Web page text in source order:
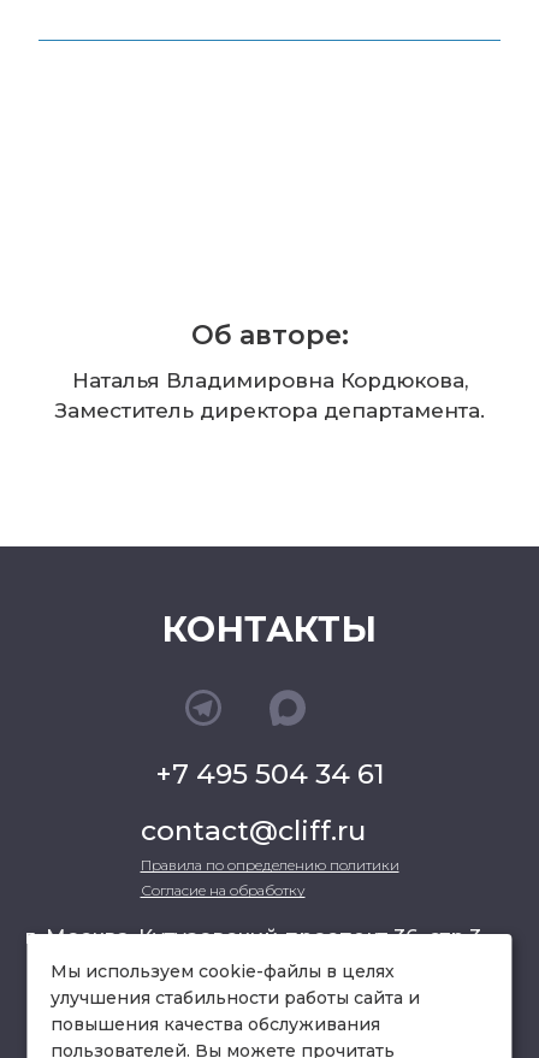
Об авторе:
Наталья Владимировна Кордюкова,
Заместитель директора департамента.
КОНТАКТЫ
+7 495 504 34 61
contact@cliff.ru
Правила по определению политики
Согласие на обработку
г. Москва, Кутузовский проспект 36, стр.3 ,
офис 301
схема проезда
Мы используем cookie-файлы в целях
улучшения стабильности работы сайта и
повышения качества обслуживания
пользователей. Вы можете прочитать